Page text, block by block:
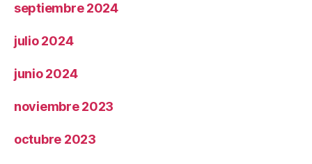
septiembre 2024
julio 2024
junio 2024
noviembre 2023
octubre 2023